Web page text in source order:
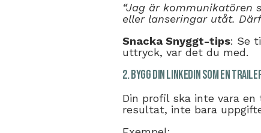
“Jag är kommunikatören
eller lanseringar utåt.
Snacka Snyggt-tips: Se
uttryck, var det du med.
2. Bygg din LinkedIn som en
Din profil ska inte vara
resultat, inte bara